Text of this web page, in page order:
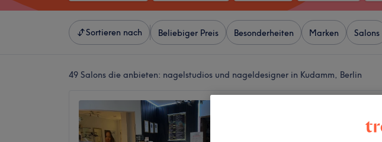
Sortieren nach Beliebiger Preis Besonderheiten Marken Salons
49 Salons die anbieten: nagelstudios und nageldesigner in Kudamm, Berlin